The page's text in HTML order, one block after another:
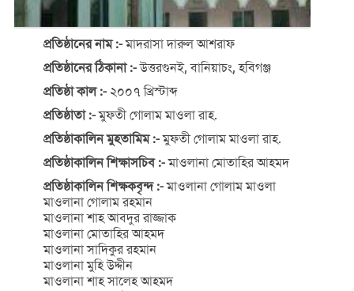
প্রতিষ্ঠানের নাম :-মাদরাসা দারুল আশরাফ
প্রতিষ্ঠানের ঠিকানা :-উত্তরগুনই, বানিয়াচং, হবিগঞ্জ
প্রতিষ্ঠা কাল :- ২০০৭ খ্রিস্টাব্দ
প্রতিষ্ঠাতা :-মুফতী গোলাম মাওলা রাহ.
প্রতিষ্ঠাকালিন মুহতামিম :-মুফতী গোলাম মাওলা রাহ.
প্রতিষ্ঠাকালিন শিক্ষাসচিব :-মাওলানা মোতাহির আহমদ
প্রতিষ্ঠাকালিন শিক্ষকবৃন্দ :-মাওলানা গোলাম মাওলা
মাওলানা গোলাম রহমান
মাওলানা শাহ আবদুর রাজ্জাক
মাওলানা মোতাহির আহমদ
মাওলানা সাদিকুর রহমান
মাওলানা মুহি উদ্দীন
মাওলানা শাহ সালেহ আহমদ